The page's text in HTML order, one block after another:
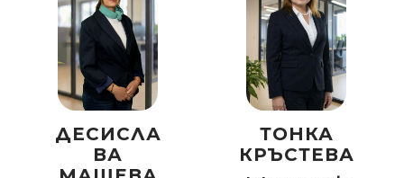
ДЕСИСЛА
ВА
ТОНКА
КРЪСТЕВА